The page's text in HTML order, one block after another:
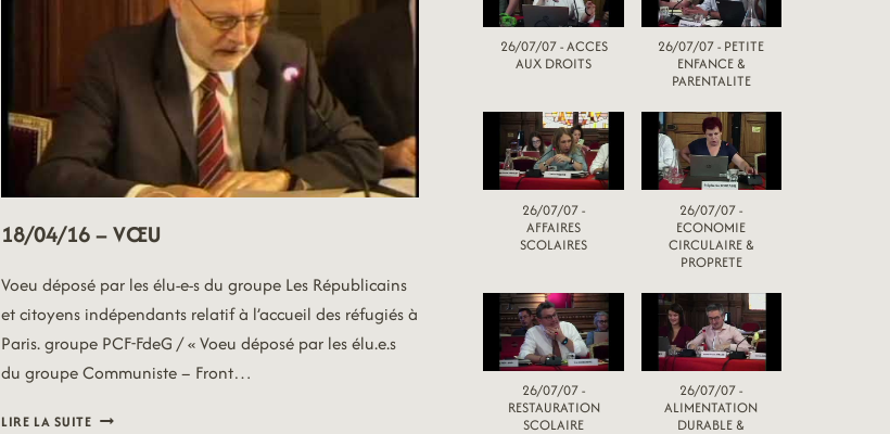
18/04/16 – VŒU
Voeu déposé par les élu-e-s du groupe Les Républicains
et citoyens indépendants relatif à l’accueil des réfugiés à
Paris. groupe PCF-FdeG / « Voeu déposé par les élu.e.s
du groupe Communiste – Front…
LIRE LA SUITE18/04/16
26/07/07 - ACCES
AUX DROITS
26/07/07 - PETITE
ENFANCE &
PARENTALITE
26/07/07 -
AFFAIRES
SCOLAIRES
26/07/07 -
ECONOMIE
CIRCULAIRE &
PROPRETE
26/07/07 -
RESTAURATION
SCOLAIRE
26/07/07 -
ALIMENTATION
DURABLE &